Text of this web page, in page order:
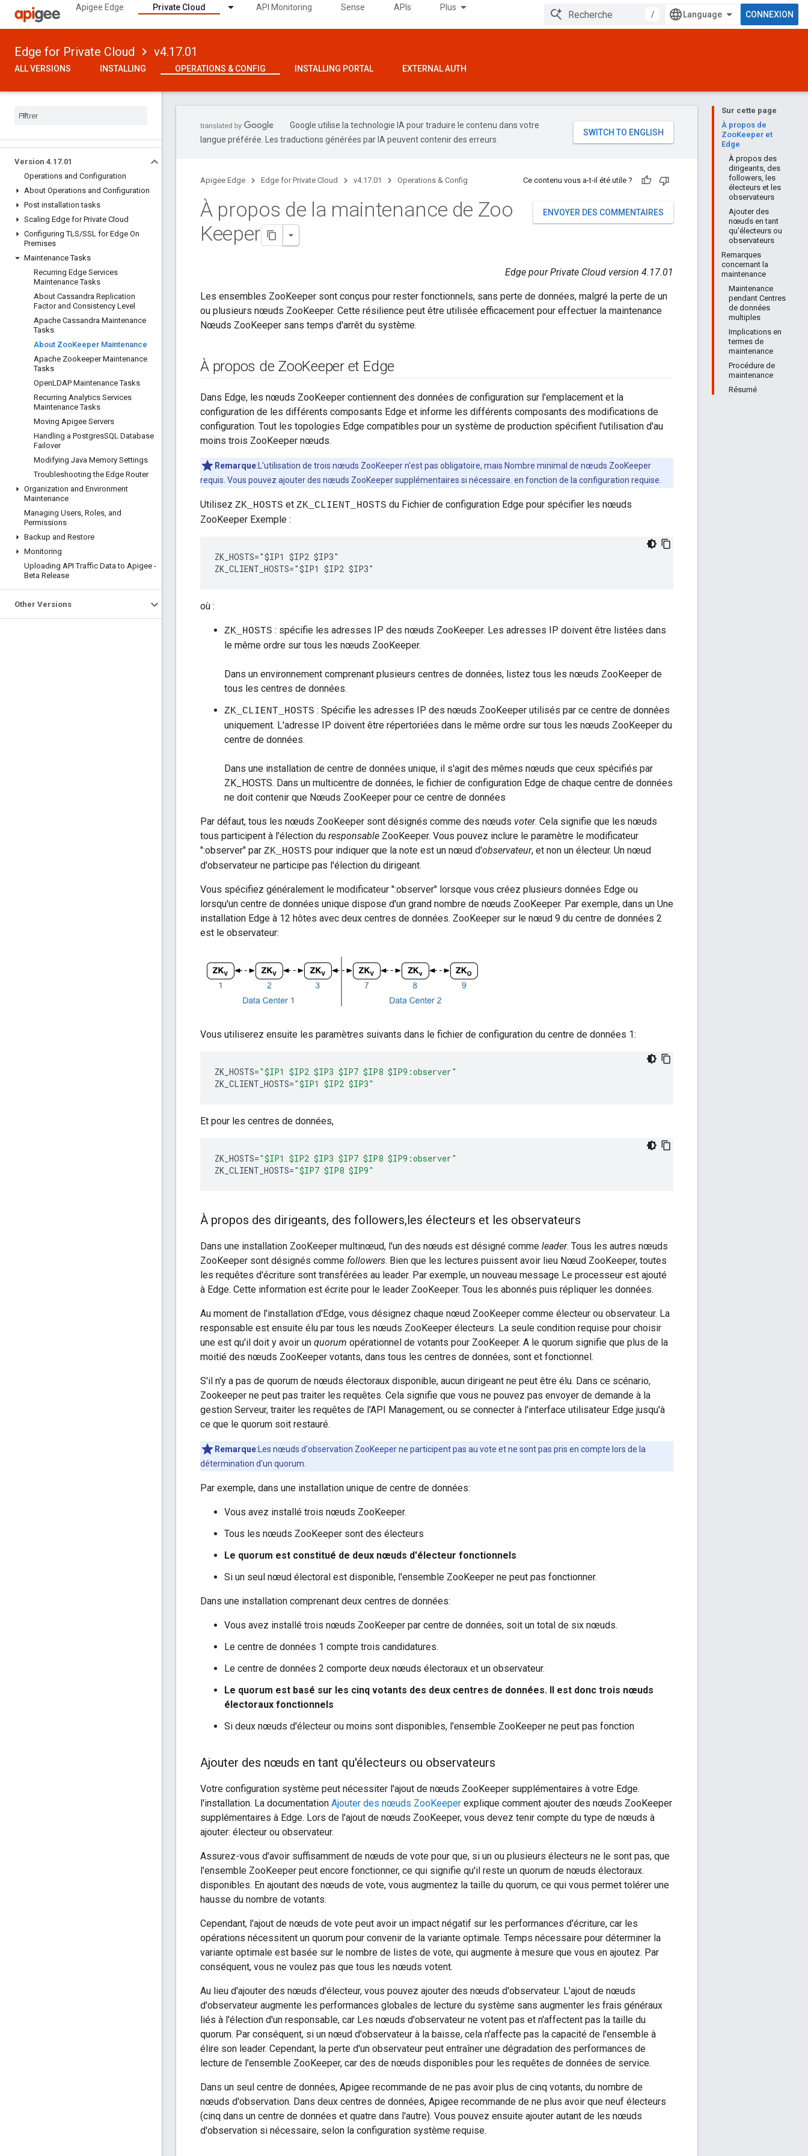
Apigee Edge Private Cloud API Monitoring Sense APIs Plus
/ CONNEXION
Edge for Private Cloud v4.17.01
ALL VERSIONS INSTALLING OPERATIONS & CONFIG INSTALLING PORTAL EXTERNAL AUTH
Version 4.17.01
Operations and Configuration
About Operations and Configuration
Post installation tasks
Scaling Edge for Private Cloud
Configuring TLS/SSL for Edge On
Premises
Maintenance Tasks
Recurring Edge Services
Maintenance Tasks
About Cassandra Replication
Factor and Consistency Level
Apache Cassandra Maintenance
Tasks
About ZooKeeper Maintenance
Apache Zookeeper Maintenance
Tasks
OpenLDAP Maintenance Tasks
Recurring Analytics Services
Maintenance Tasks
Moving Apigee Servers
Handling a PostgresSQL Database
Failover
Modifying Java Memory Settings
Troubleshooting the Edge Router
Organization and Environment
Maintenance
Managing Users, Roles, and
Permissions
Backup and Restore
Monitoring
Uploading API Traffic Data to Apigee -
Beta Release
Other Versions
Sur cette page
À propos de
ZooKeeper et
Edge
À propos des
dirigeants, des
followers, les
électeurs et les
observateurs
Ajouter des
nœuds en tant
qu'électeurs ou
observateurs
Remarques
concernant la
maintenance
Maintenance
pendant Centres
de données
multiples
Implications en
termes de
maintenance
Procédure de
maintenance
Résumé
Google utilise la technologie IA pour traduire le contenu dans votre
langue préférée. Les traductions générées par IA peuvent contenir des erreurs.
Apigee Edge Edge for Private Cloud v4.17.01 Operations & Config Ce contenu vous a-t-il été utile ?
ENVOYER DES COMMENTAIRES
À propos de la maintenance de Zoo
Keeper
Edge pour Private Cloud version 4.17.01
Les ensembles ZooKeeper sont conçus pour rester fonctionnels, sans perte de données, malgré la perte de un
ou plusieurs nœuds ZooKeeper. Cette résilience peut être utilisée efficacement pour effectuer la maintenance
Nœuds ZooKeeper sans temps d'arrêt du système.
À propos de ZooKeeper et Edge
Dans Edge, les nœuds ZooKeeper contiennent des données de configuration sur l'emplacement et la
configuration de les différents composants Edge et informe les différents composants des modifications de
configuration. Tout les topologies Edge compatibles pour un système de production spécifient l'utilisation d'au
moins trois ZooKeeper nœuds.
Remarque:L'utilisation de trois nœuds ZooKeeper n'est pas obligatoire, mais Nombre minimal de nœuds ZooKeeper
requis. Vous pouvez ajouter des nœuds ZooKeeper supplémentaires si nécessaire. en fonction de la configuration requise.
Utilisez ZK_HOSTS et ZK_CLIENT_HOSTS du Fichier de configuration Edge pour spécifier les nœuds
ZooKeeper Exemple :
ZK_HOSTS="$IP1 $IP2 $IP3"
ZK_CLIENT_HOSTS="$IP1 $IP2 $IP3"
où :
ZK_HOSTS : spécifie les adresses IP des nœuds ZooKeeper. Les adresses IP doivent être listées dans
le même ordre sur tous les nœuds ZooKeeper.
Dans un environnement comprenant plusieurs centres de données, listez tous les nœuds ZooKeeper de
tous les centres de données.
ZK_CLIENT_HOSTS : Spécifie les adresses IP des nœuds ZooKeeper utilisés par ce centre de données
uniquement. L'adresse IP doivent être répertoriées dans le même ordre sur tous les nœuds ZooKeeper du
centre de données.
Dans une installation de centre de données unique, il s'agit des mêmes nœuds que ceux spécifiés par
ZK_HOSTS. Dans un multicentre de données, le fichier de configuration Edge de chaque centre de données
ne doit contenir que Nœuds ZooKeeper pour ce centre de données
Par défaut, tous les nœuds ZooKeeper sont désignés comme des nœuds voter. Cela signifie que les nœuds
tous participent à l'élection du responsable ZooKeeper. Vous pouvez inclure le paramètre le modificateur
":observer" par ZK_HOSTS pour indiquer que la note est un nœud d'observateur, et non un électeur. Un nœud
d'observateur ne participe pas l'élection du dirigeant.
Vous spécifiez généralement le modificateur ":observer" lorsque vous créez plusieurs données Edge ou
lorsqu'un centre de données unique dispose d'un grand nombre de nœuds ZooKeeper. Par exemple, dans un Une
installation Edge à 12 hôtes avec deux centres de données. ZooKeeper sur le nœud 9 du centre de données 2
est le observateur:
Vous utiliserez ensuite les paramètres suivants dans le fichier de configuration du centre de données 1:
ZK_HOSTS="$IP1 $IP2 $IP3 $IP7 $IP8 $IP9:observer"
ZK_CLIENT_HOSTS="$IP1 $IP2 $IP3"
Et pour les centres de données,
ZK_HOSTS="$IP1 $IP2 $IP3 $IP7 $IP8 $IP9:observer"
ZK_CLIENT_HOSTS="$IP7 $IP8 $IP9"
À propos des dirigeants, des followers,les électeurs et les observateurs
Dans une installation ZooKeeper multinœud, l'un des nœuds est désigné comme leader. Tous les autres nœuds
ZooKeeper sont désignés comme followers. Bien que les lectures puissent avoir lieu Nœud ZooKeeper, toutes
les requêtes d'écriture sont transférées au leader. Par exemple, un nouveau message Le processeur est ajouté
à Edge. Cette information est écrite pour le leader ZooKeeper. Tous les abonnés puis répliquer les données.
Au moment de l'installation d'Edge, vous désignez chaque nœud ZooKeeper comme électeur ou observateur. La
responsable est ensuite élu par tous les nœuds ZooKeeper électeurs. La seule condition requise pour choisir
une est qu'il doit y avoir un quorum opérationnel de votants pour ZooKeeper. A le quorum signifie que plus de la
moitié des nœuds ZooKeeper votants, dans tous les centres de données, sont et fonctionnel.
S'il n'y a pas de quorum de nœuds électoraux disponible, aucun dirigeant ne peut être élu. Dans ce scénario,
Zookeeper ne peut pas traiter les requêtes. Cela signifie que vous ne pouvez pas envoyer de demande à la
gestion Serveur, traiter les requêtes de l'API Management, ou se connecter à l'interface utilisateur Edge jusqu'à
ce que le quorum soit restauré.
Remarque:Les nœuds d'observation ZooKeeper ne participent pas au vote et ne sont pas pris en compte lors de la
détermination d'un quorum.
Par exemple, dans une installation unique de centre de données:
Vous avez installé trois nœuds ZooKeeper.
Tous les nœuds ZooKeeper sont des électeurs
Le quorum est constitué de deux nœuds d'électeur fonctionnels
Si un seul nœud électoral est disponible, l'ensemble ZooKeeper ne peut pas fonctionner.
Dans une installation comprenant deux centres de données:
Vous avez installé trois nœuds ZooKeeper par centre de données, soit un total de six nœuds.
Le centre de données 1 compte trois candidatures.
Le centre de données 2 comporte deux nœuds électoraux et un observateur.
Le quorum est basé sur les cinq votants des deux centres de données. Il est donc trois nœuds
électoraux fonctionnels
Si deux nœuds d'électeur ou moins sont disponibles, l'ensemble ZooKeeper ne peut pas fonction
Ajouter des nœuds en tant qu'électeurs ou observateurs
Votre configuration système peut nécessiter l'ajout de nœuds ZooKeeper supplémentaires à votre Edge.
l'installation. La documentation Ajouter des nœuds ZooKeeper explique comment ajouter des nœuds ZooKeeper
supplémentaires à Edge. Lors de l'ajout de nœuds ZooKeeper, vous devez tenir compte du type de nœuds à
ajouter: électeur ou observateur.
Assurez-vous d'avoir suffisamment de nœuds de vote pour que, si un ou plusieurs électeurs ne le sont pas, que
l'ensemble ZooKeeper peut encore fonctionner, ce qui signifie qu'il reste un quorum de nœuds électoraux.
disponibles. En ajoutant des nœuds de vote, vous augmentez la taille du quorum, ce qui vous permet tolérer une
hausse du nombre de votants.
Cependant, l'ajout de nœuds de vote peut avoir un impact négatif sur les performances d'écriture, car les
opérations nécessitent un quorum pour convenir de la variante optimale. Temps nécessaire pour déterminer la
variante optimale est basée sur le nombre de listes de vote, qui augmente à mesure que vous en ajoutez. Par
conséquent, vous ne voulez pas que tous les nœuds votent.
Au lieu d'ajouter des nœuds d'électeur, vous pouvez ajouter des nœuds d'observateur. L'ajout de nœuds
d'observateur augmente les performances globales de lecture du système sans augmenter les frais généraux
liés à l'élection d'un responsable, car Les nœuds d'observateur ne votent pas et n'affectent pas la taille du
quorum. Par conséquent, si un nœud d'observateur à la baisse, cela n'affecte pas la capacité de l'ensemble à
élire son leader. Cependant, la perte d'un observateur peut entraîner une dégradation des performances de
lecture de l'ensemble ZooKeeper, car des de nœuds disponibles pour les requêtes de données de service.
Dans un seul centre de données, Apigee recommande de ne pas avoir plus de cinq votants, du nombre de
nœuds d'observation. Dans deux centres de données, Apigee recommande de ne plus avoir que neuf électeurs
(cinq dans un centre de données et quatre dans l'autre). Vous pouvez ensuite ajouter autant de les nœuds
d'observation si nécessaire, selon la configuration système requise.